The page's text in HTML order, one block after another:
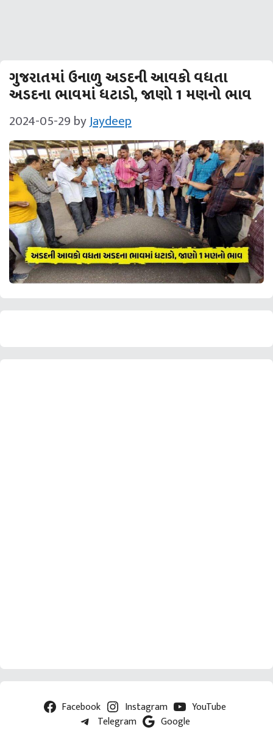
ગુજરાતમાં ઉનાળુ અડદની આવકો વધતા
અડદના ભાવમાં ધટાડો, જાણો 1 મણનો ભાવ
2024-05-29 byJaydeep
Facebook Instagram
YouTube
Telegram
Google